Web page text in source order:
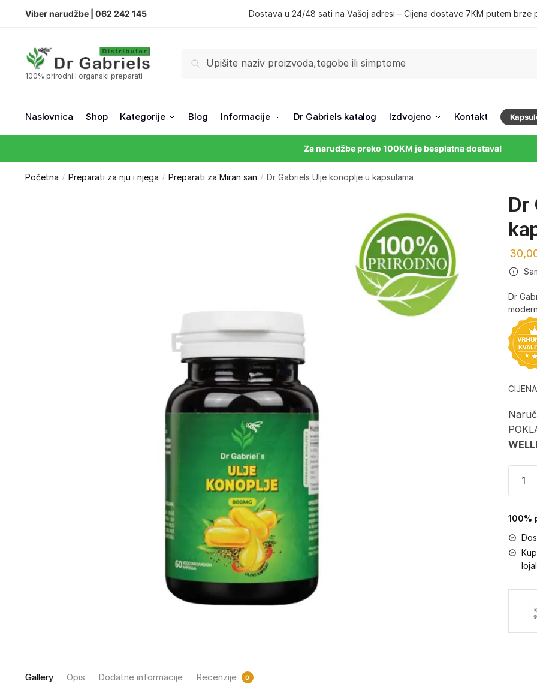
Viber narudžbe | 062 242 145 Dostava u 24/48 sati na Vašoj adresi – Cijena dostave 7KM putem brze
100% prirodni i organski preparati
Pretraži
Naslovnica Shop Kategorije Blog Informacije Dr Gabriels katalog Izdvojeno Kontakt
Za narudžbe preko 100KM je besplatna dostava!
Početna / Preparati za nju i njega / Preparati za Miran san / Dr Gabriels Ulje konoplje u kapsulama
Dr
Dr
100%
Gallery Opis Dodatne informacije Recenzije 0